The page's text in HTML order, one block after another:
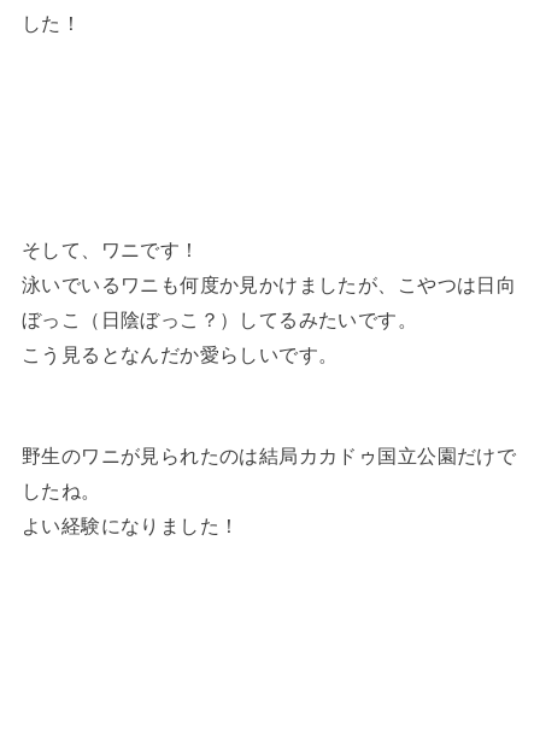
した！
そして、ワニです！
泳いでいるワニも何度か見かけましたが、こやつは日向
ぼっこ（日陰ぼっこ？）してるみたいです。
こう見るとなんだか愛らしいです。
野生のワニが見られたのは結局カカドゥ国立公園だけで
したね。
よい経験になりました！